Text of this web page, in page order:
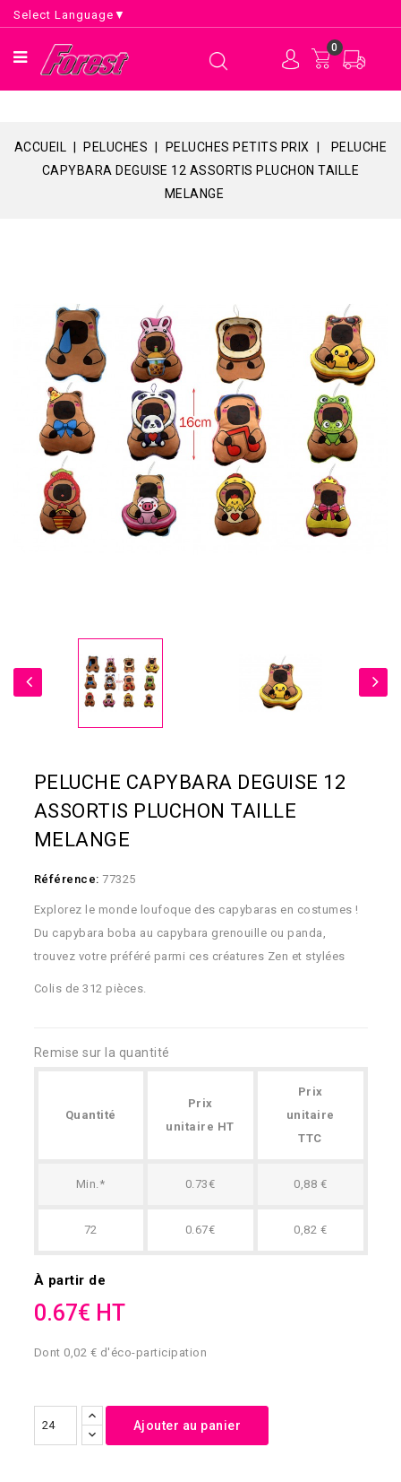
Select Language ▼
0
ACCUEIL PELUCHES PELUCHES PETITS PRIX
PELUCHE
CAPYBARA DEGUISE 12 ASSORTIS PLUCHON TAILLE
MELANGE
PELUCHE CAPYBARA DEGUISE 12
ASSORTIS PLUCHON TAILLE
MELANGE
Référence: 77325
Explorez le monde loufoque des capybaras en costumes !
Du capybara boba au capybara grenouille ou panda,
trouvez votre préféré parmi ces créatures Zen et stylées
Colis de 312 pièces.
Remise sur la quantité
Quantité
Prix
unitaire HT
Prix
unitaire
TTC
Min.* 0.73€ 0,88 €
72 0.67€ 0,82 €
À partir de
0.67€ HT
Dont 0,02 € d'éco-participation
Ajouter au panier